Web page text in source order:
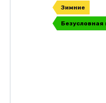
Зимние
Безусловная